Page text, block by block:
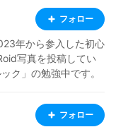
す。 I also update h
with the final desig
は、ヘアスタイルを
https://www.pixiv.ne
tes_mel YouTube htt
tes-mel.booth.p
フォロー
年から参入した初心
写真を投稿してい
ク」の勉強中です。
users/154
フォロー